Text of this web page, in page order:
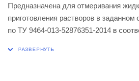
Предназначена для отмеривания
приготовления растворов в
по ТУ 9464-013-52876351-2014 в